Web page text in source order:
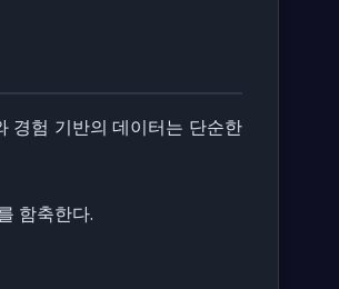
경험 기반의 데이터는 단순한
함축한다.